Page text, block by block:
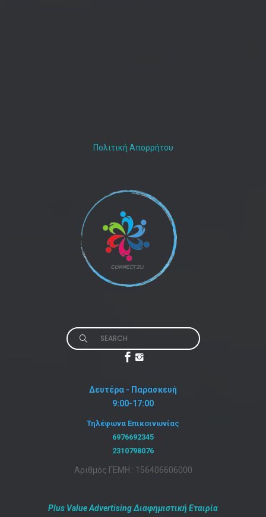
Πολιτική Απορρήτου
Search
for:
Δευτέρα - Παρασκευή
9:00-17:00
Τηλέφωνα Επικοινωνίας
6976692345
2310798076
Αριθμός ΓΕΜΗ : 156406606000
Plus Value Advertising Διαφημιστική Εταιρία